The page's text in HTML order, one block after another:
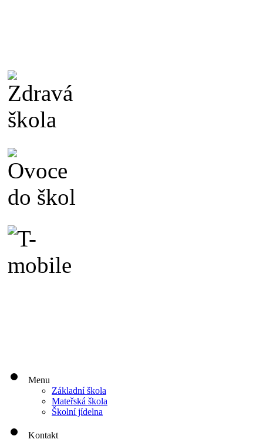
Menu
Základní škola
Mateřská škola
Školní jídelna
Kontakt